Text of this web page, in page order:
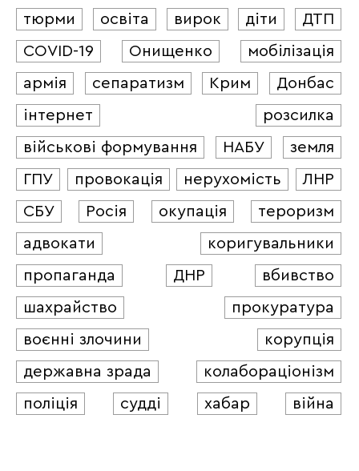
тюрми
освіта вирок діти
ДТП
COVID-19
Онищенко
мобілізація
армія
сепаратизм Крим
Донбас
інтернет
розсилка
військові формування
НАБУ
земля
ГПУ
провокація нерухомість
ЛНР
СБУ
Росія окупація
тероризм
адвокати
коригувальники
пропаганда
ДНР
вбивство
шахрайство
прокуратура
воєнні злочини
корупція
державна зрада
колабораціонізм
поліція
судді хабар війна